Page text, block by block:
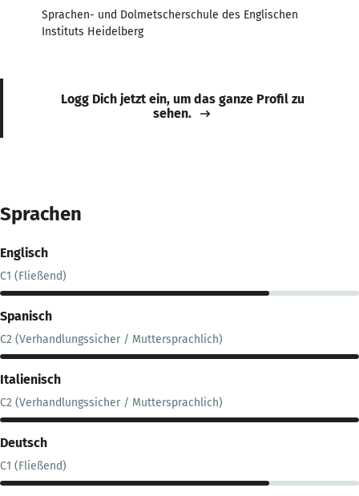
Sprachen- und Dolmetscherschule des Englischen
Instituts Heidelberg
Logg Dich jetzt ein, um das ganze Profil zu
sehen.
Sprachen
Englisch
C1 (Fließend)
Spanisch
C2 (Verhandlungssicher / Muttersprachlich)
Italienisch
C2 (Verhandlungssicher / Muttersprachlich)
Deutsch
C1 (Fließend)